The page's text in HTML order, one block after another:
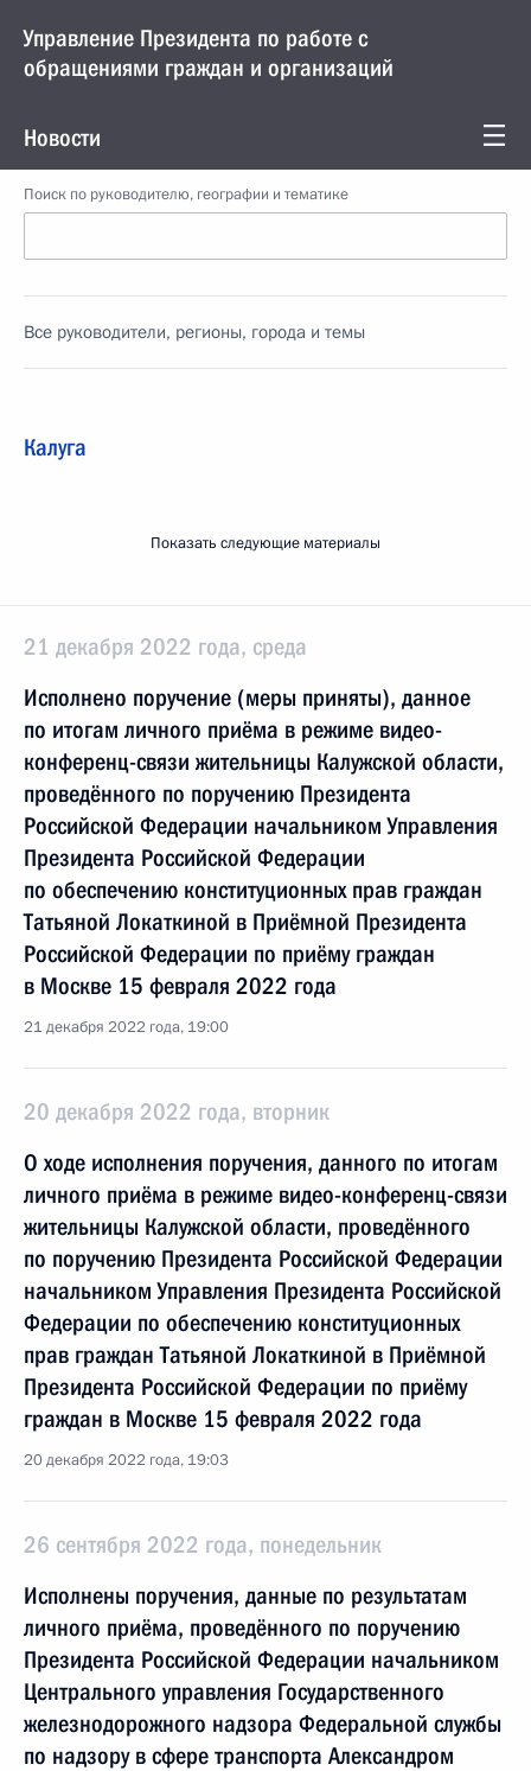
Управление Президента по работе с
обращениями граждан и организаций
Новости
Поиск по руководителю, географии и тематике
Все руководители, регионы, города и темы
Калуга
Показать следующие материалы
21 декабря 2022 года, среда
Исполнено поручение (меры приняты), данное
по итогам личного приёма в режиме видео-
конференц-связи жительницы Калужской области,
проведённого по поручению Президента
Российской Федерации начальником Управления
Президента Российской Федерации
по обеспечению конституционных прав граждан
Татьяной Локаткиной в Приёмной Президента
Российской Федерации по приёму граждан
в Москве 15 февраля 2022 года
21 декабря 2022 года, 19:00
20 декабря 2022 года, вторник
О ходе исполнения поручения, данного по итогам
личного приёма в режиме видео-конференц-связи
жительницы Калужской области, проведённого
по поручению Президента Российской Федерации
начальником Управления Президента Российской
Федерации по обеспечению конституционных
прав граждан Татьяной Локаткиной в Приёмной
Президента Российской Федерации по приёму
граждан в Москве 15 февраля 2022 года
20 декабря 2022 года, 19:03
26 сентября 2022 года, понедельник
Исполнены поручения, данные по результатам
личного приёма, проведённого по поручению
Президента Российской Федерации начальником
Центрального управления Государственного
железнодорожного надзора Федеральной службы
по надзору в сфере транспорта Александром